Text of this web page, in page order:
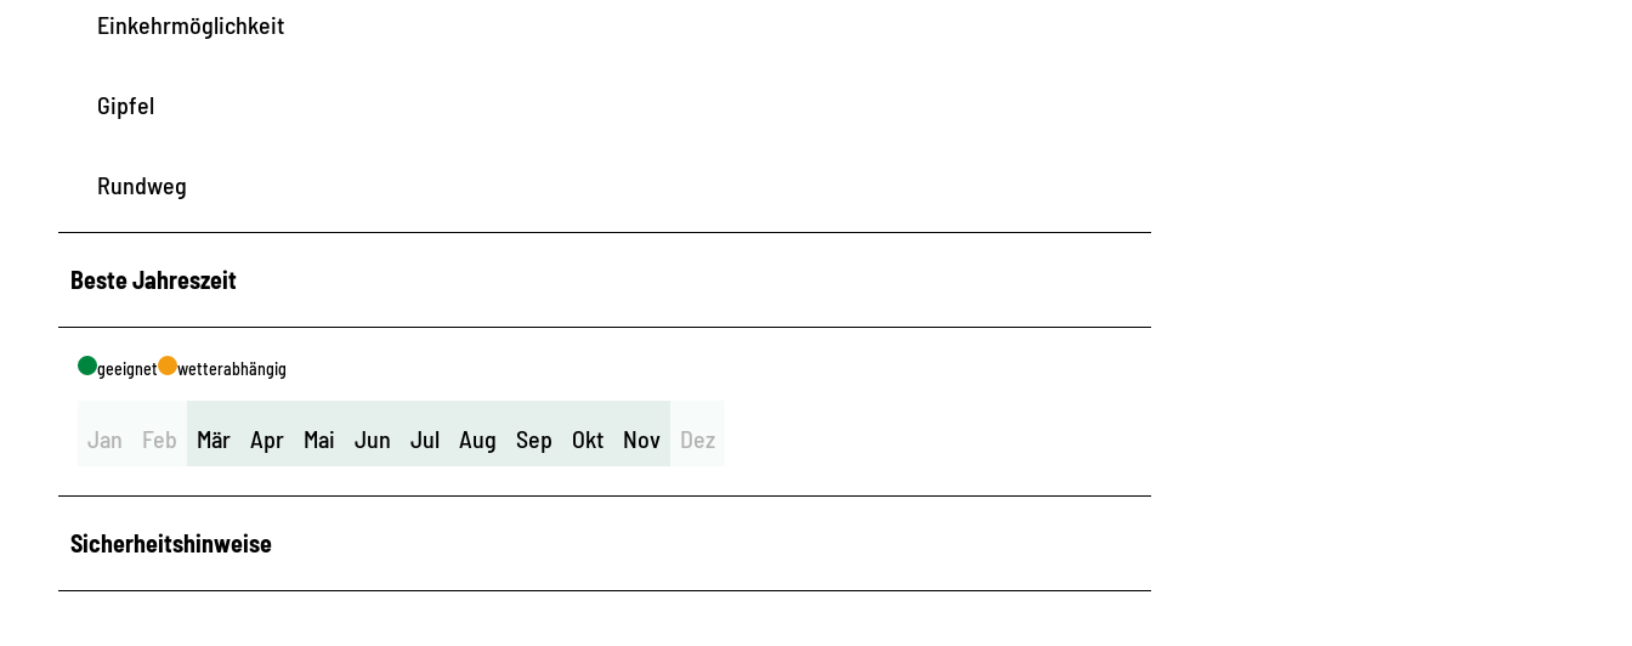
Einkehrmöglichkeit
Gipfel
Rundweg
Beste Jahreszeit
geeignet wetterabhängig
Jan Feb Mär Apr Mai Jun Jul Aug Sep Okt Nov Dez
Sicherheitshinweise